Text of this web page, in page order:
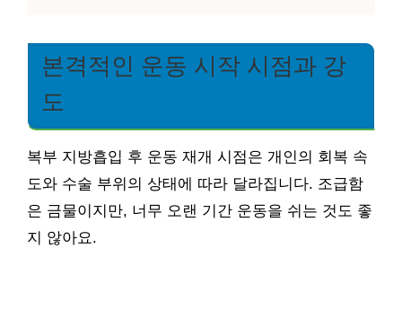
본격적인 운동 시작 시점과 강
도
복부 지방흡입 후 운동 재개 시점은 개인의 회복 속
도와 수술 부위의 상태에 따라 달라집니다. 조급함
은 금물이지만, 너무 오랜 기간 운동을 쉬는 것도 좋
지 않아요.